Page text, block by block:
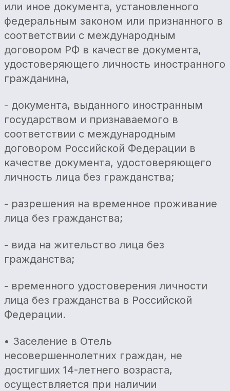
или иное документа, установленного
федеральным законом или признанного в
соответствии с международным
договором РФ в качестве документа,
удостоверяющего личность иностранного
гражданина,
- документа, выданного иностранным
государством и признаваемого в
соответствии с международным
договором Российской Федерации в
качестве документа, удостоверяющего
личность лица без гражданства;
- разрешения на временное проживание
лица без гражданства;
- вида на жительство лица без
гражданства;
- временного удостоверения личности
лица без гражданства в Российской
Федерации.
• Заселение в Отель
несовершеннолетних граждан, не
достигших 14-летнего возраста,
осуществляется при наличии